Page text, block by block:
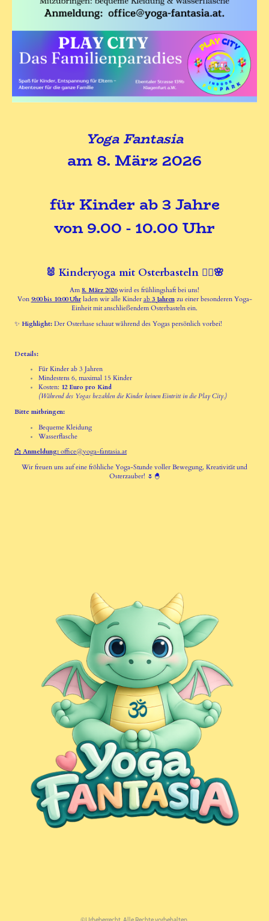
Yoga Fantasia
am 8. März 2026
für Kinder ab 3 Jahre
von 9.00 - 10.00 Uhr
🐰 Kinderyoga mit Osterbasteln 🧘‍♀️🌸
Am 8. März 2026wird es frühlingshaft bei uns!
Von 9:00 bis 10:00 Uhrladen wir alle Kinder ab 3 Jahrenzu einer besonderen Yoga-
Einheit mit anschließendem Osterbasteln ein.
✨ Highlight: Der Osterhase schaut während des Yogas persönlich vorbei!
Details:
Für Kinder ab 3 Jahren
Mindestens 6, maximal 15 Kinder
Kosten: 12 Euro pro Kind
(Während des Yogas bezahlen die Kinder keinen Eintritt in die Play City.)
Bitte mitbringen:
Bequeme Kleidung
Wasserflasche
📩 Anmeldung: office@yoga-fantasia.at
Wir freuen uns auf eine fröhliche Yoga-Stunde voller Bewegung, Kreativität und
Osterzauber! 🌷🐣